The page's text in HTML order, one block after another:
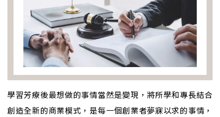
學習芳療後最想做的事情當然是變現，將所學和專長結合
創造全新的商業模式，是每一個創業者夢寐以求的事情，